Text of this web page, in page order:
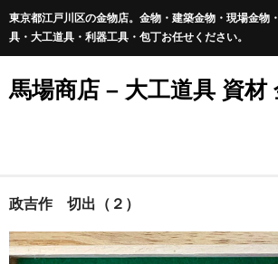
東京都江戸川区の金物店。金物・建築金物・現場金物
具・大工道具・利器工具・包丁お任せください。
馬場商店 – 大工道具 資材
Home
通販商品一覧
政吉作 切出（２）